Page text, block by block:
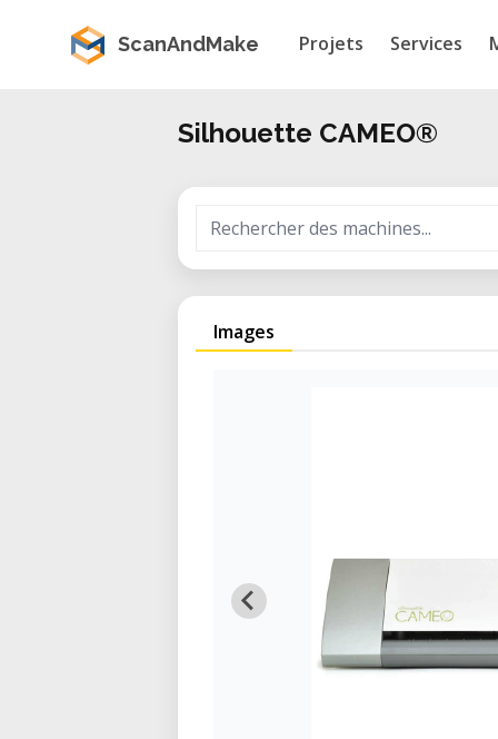
ScanAndMake Projets Services
Silhouette CAMEO®
Images